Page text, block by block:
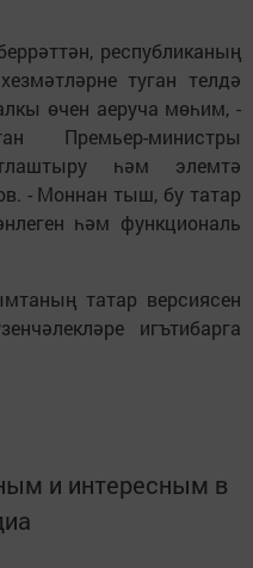
республиканың
туган телдә
өчен аеруча мөһим, -
Премьер-министры
һәм элемтә
- Моннан тыш, бу татар
һәм функциональ
татар версиясен
игътибарга
и интересным в